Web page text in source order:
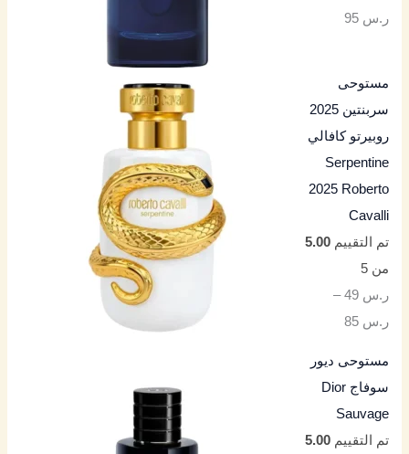
ر.س 95
مستوحى
سربنتين 2025
روبيرتو كافالي
Serpentine
2025 Roberto
Cavalli
تم التقييم5.00
من 5
ر.س 49
–
ر.س 85
مستوحى ديور
سوفاج Dior
Sauvage
تم التقييم5.00